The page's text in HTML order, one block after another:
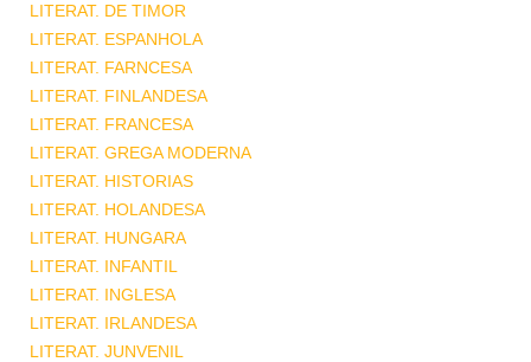
LITERAT. DE TIMOR
LITERAT. ESPANHOLA
LITERAT. FARNCESA
LITERAT. FINLANDESA
LITERAT. FRANCESA
LITERAT. GREGA MODERNA
LITERAT. HISTORIAS
LITERAT. HOLANDESA
LITERAT. HUNGARA
LITERAT. INFANTIL
LITERAT. INGLESA
LITERAT. IRLANDESA
LITERAT. JUNVENIL